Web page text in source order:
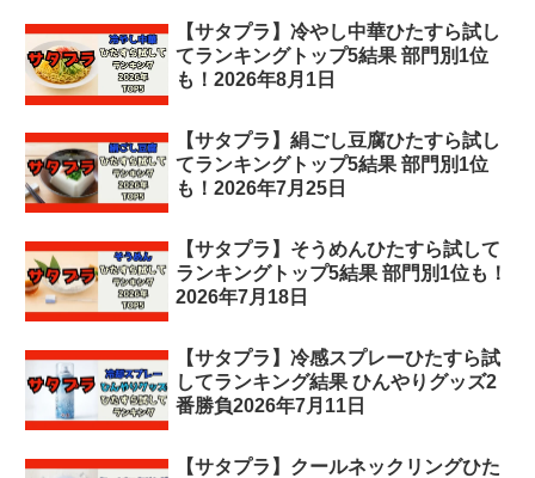
【サタプラ】冷やし中華ひたすら試し
てランキングトップ5結果 部門別1位
も！2026年8月1日
【サタプラ】絹ごし豆腐ひたすら試し
てランキングトップ5結果 部門別1位
も！2026年7月25日
【サタプラ】そうめんひたすら試して
ランキングトップ5結果 部門別1位も！
2026年7月18日
【サタプラ】冷感スプレーひたすら試
してランキング結果 ひんやりグッズ2
番勝負2026年7月11日
【サタプラ】クールネックリングひた